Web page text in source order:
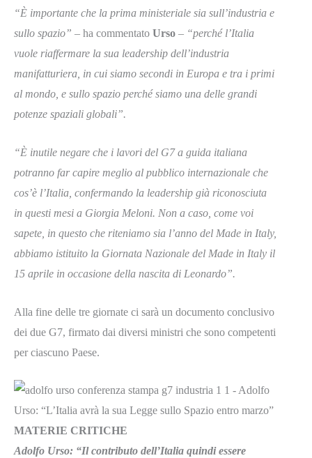
“È importante che la prima ministeriale sia sull’industria e
sullo spazio” – ha commentato Urso – “perché l’Italia
vuole riaffermare la sua leadership dell’industria
manifatturiera, in cui siamo secondi in Europa e tra i primi
al mondo, e sullo spazio perché siamo una delle grandi
potenze spaziali globali”.
“È inutile negare che i lavori del G7 a guida italiana
potranno far capire meglio al pubblico internazionale che
cos’è l’Italia, confermando la leadership già riconosciuta
in questi mesi a Giorgia Meloni. Non a caso, come voi
sapete, in questo che riteniamo sia l’anno del Made in Italy,
abbiamo istituito la Giornata Nazionale del Made in Italy il
15 aprile in occasione della nascita di Leonardo”.
Alla fine delle tre giornate ci sarà un documento conclusivo
dei due G7, firmato dai diversi ministri che sono competenti
per ciascuno Paese.
MATERIE CRITICHE
Adolfo Urso: “Il contributo dell’Italia quindi essere